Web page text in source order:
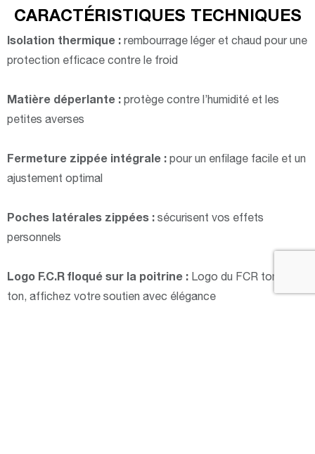
CARACTÉRISTIQUES TECHNIQUES
Isolation thermique : rembourrage léger et chaud pour une
protection efficace contre le froid
Matière déperlante : protège contre l’humidité et les
petites averses
Fermeture zippée intégrale : pour un enfilage facile et un
ajustement optimal
Poches latérales zippées : sécurisent vos effets
personnels
Logo F.C.R floqué sur la poitrine : Logo du FCR ton sur
ton, affichez votre soutien avec élégance